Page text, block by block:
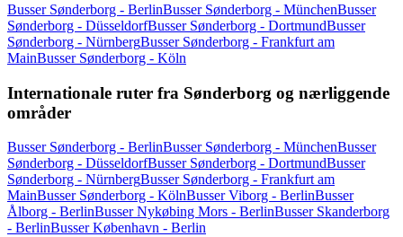
Busser Sønderborg - BerlinBusser Sønderborg - MünchenBusser
Sønderborg - DüsseldorfBusser Sønderborg - DortmundBusser
Sønderborg - NürnbergBusser Sønderborg - Frankfurt am
MainBusser Sønderborg - Köln
Internationale ruter fra Sønderborg og nærliggende
områder
Busser Sønderborg - BerlinBusser Sønderborg - MünchenBusser
Sønderborg - DüsseldorfBusser Sønderborg - DortmundBusser
Sønderborg - NürnbergBusser Sønderborg - Frankfurt am
MainBusser Sønderborg - KölnBusser Viborg - BerlinBusser
Ålborg - BerlinBusser Nykøbing Mors - BerlinBusser Skanderborg
- BerlinBusser København - Berlin